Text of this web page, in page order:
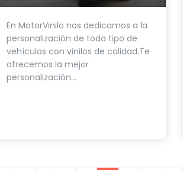
En MotorVinilo nos dedicamos a la
personalización de todo tipo de
vehículos con vinilos de calidad.Te
ofrecemos la mejor
personalización...